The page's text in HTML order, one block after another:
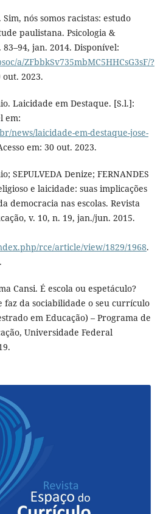
nós somos racistas: estudo
paulistana. Psicologia &
jan. 2014. Disponível:
a/ZFbbkSv735mbMC5HHCsG3sF/?
out. 2023.
Laicidade em Destaque. [S.l.]:
em:
news/laicidade-em-destaque-jose-
em: 30 out. 2023.
SEPULVEDA Denize; FERNANDES
e laicidade: suas implicações
democracia nas escolas. Revista
v. 10, n. 19, jan./jun. 2015.
rce/article/view/1829/1968.
Cansi. É escola ou espetáculo?
faz da sociabilidade o seu currículo
em Educação) – Programa de
Universidade Federal